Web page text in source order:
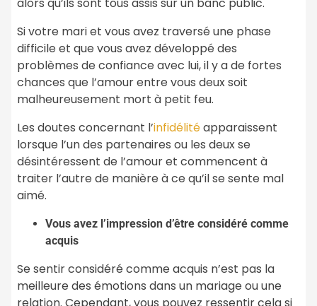
Si votre mari et vous avez traversé une phase
difficile et que vous avez développé des
problèmes de confiance avec lui, il y a de fortes
chances que l’amour entre vous deux soit
malheureusement mort à petit feu.
Les doutes concernant l’infidélitéapparaissent
lorsque l’un des partenaires ou les deux se
désintéressent de l’amour et commencent à
traiter l’autre de manière à ce qu’il se sente mal
aimé.
Vous avez l’impression d’être considéré comme
acquis
Se sentir considéré comme acquis n’est pas la
meilleure des émotions dans un mariage ou une